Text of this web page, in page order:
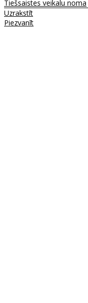
Tiešsaistes veikalu noma
Uzrakstīt
Piezvanīt